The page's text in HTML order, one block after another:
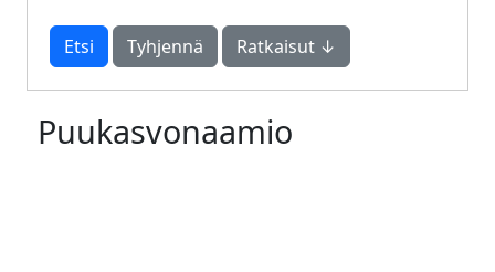
Tyhjennä Ratkaisut ↓
Puukasvonaamio